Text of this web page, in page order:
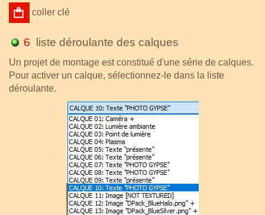
coller clé
6 liste déroulante des calques
Un projet de montage est constitué d'une série de calques.
Pour activer un calque, sélectionnez-le dans la liste
déroulante.